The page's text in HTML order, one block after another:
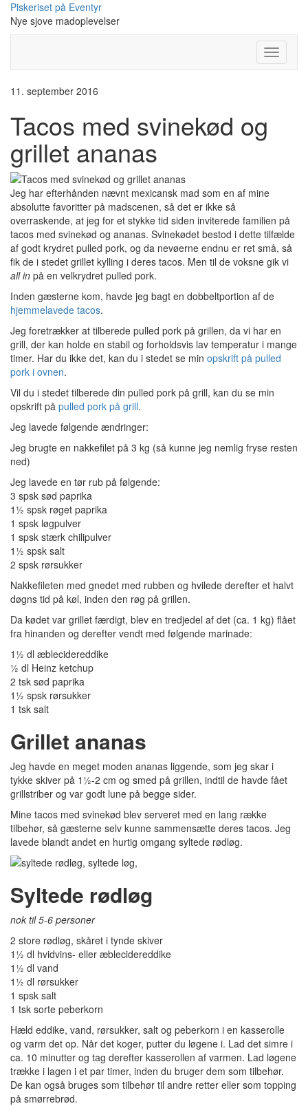
Skip
content
Piskeriset på Eventyr
Nye sjove madoplevelser
Toggle
11. september 2016
Tacos med svinekød og
grillet ananas
Jeg har efterhånden nævnt mexicansk mad som en af mine
absolutte favoritter på madscenen, så det er ikke så
overraskende, at jeg for et stykke tid siden inviterede familien på
tacos med svinekød og ananas. Svinekødet bestod i dette tilfælde
af godt krydret pulled pork, og da nevøerne endnu er ret små, så
fik de i stedet grillet kylling i deres tacos. Men til de voksne gik vi
all in på en velkrydret pulled pork.
Inden gæsterne kom, havde jeg bagt en dobbeltportion af de
hjemmelavede tacos.
Jeg foretrækker at tilberede pulled pork på grillen, da vi har en
grill, der kan holde en stabil og forholdsvis lav temperatur i mange
timer. Har du ikke det, kan du i stedet se min opskrift på pulled
pork i ovnen.
Vil du i stedet tilberede din pulled pork på grill, kan du se min
opskrift på pulled pork på grill.
Jeg lavede følgende ændringer:
Jeg brugte en nakkefilet på 3 kg (så kunne jeg nemlig fryse resten
ned)
Jeg lavede en tør rub på følgende:
3 spsk sød paprika
1½ spsk røget paprika
1 spsk løgpulver
1 spsk stærk chilipulver
1½ spsk salt
2 spsk rørsukker
Nakkefileten med gnedet med rubben og hvilede derefter et halvt
døgns tid på køl, inden den røg på grillen.
Da kødet var grillet færdigt, blev en tredjedel af det (ca. 1 kg) flået
fra hinanden og derefter vendt med følgende marinade:
1½ dl æblecidereddike
½ dl Heinz ketchup
2 tsk sød paprika
1½ spsk rørsukker
1 tsk salt
Grillet ananas
Jeg havde en meget moden ananas liggende, som jeg skar i
tykke skiver på 1½-2 cm og smed på grillen, indtil de havde fået
grillstriber og var godt lune på begge sider.
Mine tacos med svinekød blev serveret med en lang række
tilbehør, så gæsterne selv kunne sammensætte deres tacos. Jeg
lavede blandt andet en hurtig omgang syltede rødløg.
Syltede rødløg
nok til 5-6 personer
2 store rødløg, skåret i tynde skiver
1½ dl hvidvins- eller æblecidereddike
1½ dl vand
1½ dl rørsukker
1 spsk salt
1 tsk sorte peberkorn
Hæld eddike, vand, rørsukker, salt og peberkorn i en kasserolle
og varm det op. Når det koger, putter du løgene i. Lad det simre i
ca. 10 minutter og tag derefter kasserollen af varmen. Lad løgene
trække i lagen i et par timer, inden du bruger dem som tilbehør.
De kan også bruges som tilbehør til andre retter eller som topping
på smørrebrød.